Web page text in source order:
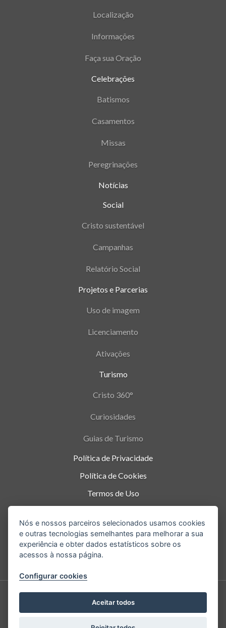
Localização
Informações
Faça sua Oração
Celebrações
Batismos
Casamentos
Missas
Peregrinações
Notícias
Social
Cristo sustentável
Campanhas
Relatório Social
Projetos e Parcerias
Uso de imagem
Licenciamento
Ativações
Turismo
Cristo 360°
Curiosidades
Guias de Turismo
Política de Privacidade
Política de Cookies
Termos de Uso
Rio de Janeiro-RJ
Nós e nossos parceiros selecionados usamos cookies
e outras tecnologias semelhantes para melhorar a sua
experiência e obter dados estatísticos sobre os
acessos à nossa página.
Configurar cookies
Aceitar todos